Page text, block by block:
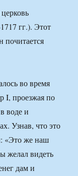
гг.). Этот
почитается
во время
I, проезжая по
воде и
Узнав, что это
«Это же наш
желал видеть
дам и